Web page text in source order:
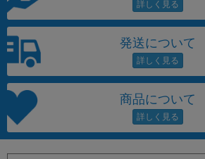
発送について
商品について